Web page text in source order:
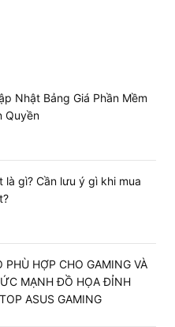
Nhật Bảng Giá Phần Mềm
Quyền
là gì? Cần lưu ý gì khi mua
PHÙ HỢP CHO GAMING VÀ
MẠNH ĐỒ HỌA ĐỈNH
ASUS GAMING